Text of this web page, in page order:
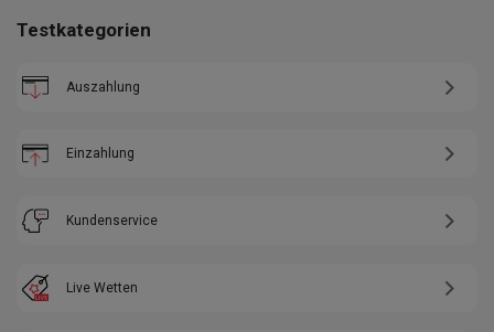
Testkategorien
Auszahlung
Einzahlung
Kundenservice
Live Wetten